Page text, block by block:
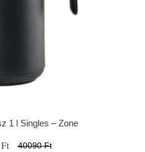
1 l Singles – Zone
40090 Ft